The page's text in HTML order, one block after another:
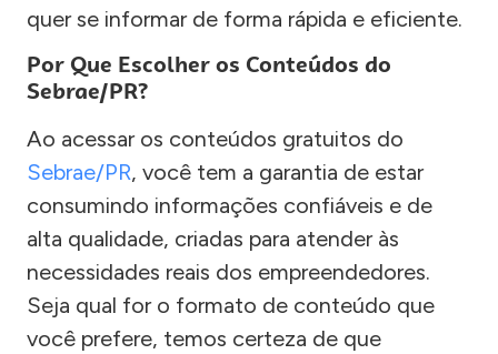
quer se informar de forma rápida e eficiente.
Por Que Escolher os Conteúdos do
Sebrae/PR?
Ao acessar os conteúdos gratuitos do
Sebrae/PR, você tem a garantia de estar
consumindo informações confiáveis e de
alta qualidade, criadas para atender às
necessidades reais dos empreendedores.
Seja qual for o formato de conteúdo que
você prefere, temos certeza de que